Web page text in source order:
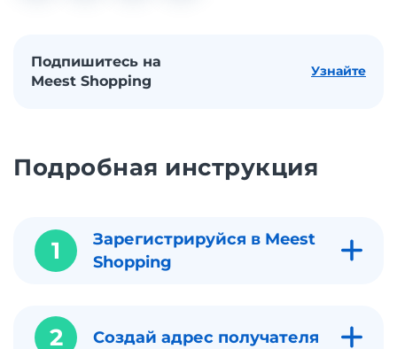
Подпишитесь на
Meest Shopping
Узнайте
Подробная инструкция
1
Зарегистрируйся в Meest
Shopping
2 Создай адрес получателя